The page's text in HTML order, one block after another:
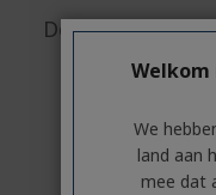
Document-/
Welkom
We
land aan
mee dat